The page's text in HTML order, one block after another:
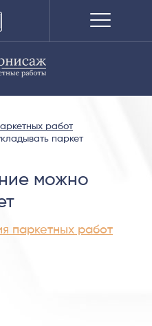
работ
паркет
можно
паркетных работ